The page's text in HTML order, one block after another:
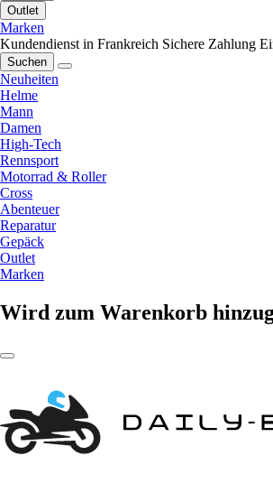
Outlet
Marken
Kundendienst in Frankreich Sichere Zahlung
Suchen
Neuheiten
Helme
Mann
Damen
High-Tech
Rennsport
Motorrad & Roller
Cross
Abenteuer
Reparatur
Gepäck
Outlet
Marken
Wird zum Warenkorb